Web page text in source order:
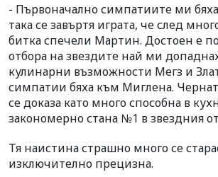
- Първоначално симпатиите ми
така се завъртя играта, че след
битка спечели Мартин. Достоен е
отбора на звездите най ми
кулинарни възможности Мегз и
симпатии бяха към Миглена.
се доказа като много способна в
закономерно стана №1 в звездния
Тя наистина страшно много се
изключително прецизна.